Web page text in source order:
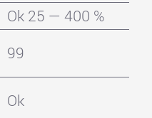
Ok 25 — 400 %
99
Ok